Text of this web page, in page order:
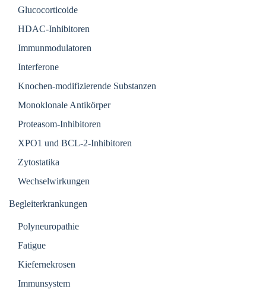
Glucocorticoide
HDAC-Inhibitoren
Immunmodulatoren
Interferone
Knochen-modifizierende Substanzen
Monoklonale Antikörper
Proteasom-Inhibitoren
XPO1 und BCL-2-Inhibitoren
Zytostatika
Wechselwirkungen
Begleiterkrankungen
Polyneuropathie
Fatigue
Kiefernekrosen
Immunsystem